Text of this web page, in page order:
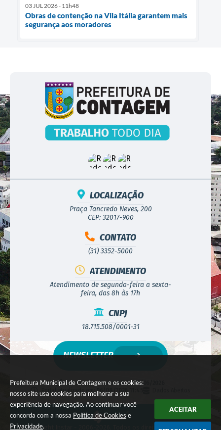
Prefeitura Municipal de Contagem e os cookies:
nosso site usa cookies para melhorar a sua
experiência de navegação. Ao continuar você
concorda com a nossa Política de Cookies e
Privacidade.
ACEITAR
03 JUL 2026 - 11h48
Obras de contenção na Vila Itália garantem mais
segurança aos moradores
LOCALIZAÇÃO
Praça Tancredo Neves, 200
CEP: 32017-900
CONTATO
(31) 3352-5000
ATENDIMENTO
Atendimento de segunda-feira a sexta-
feira, das 8h às 17h
CNPJ
18.715.508/0001-31
Versão do Sistema:3.5.3 - 19/06/2026
Portal atualizado em:
06/08/2026 11:45
NEWSLETTER
© Copyright Instar - 2006-2026. Todos os direitos reservados -